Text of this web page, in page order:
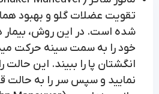
تقویت عضلات گلو و بهبود
شده است. در این روش، بیمار
خود را به سمت سینه حرکت
انگشتان پا را ببیند. این حالت
نمایید و سپس سر را به حالت